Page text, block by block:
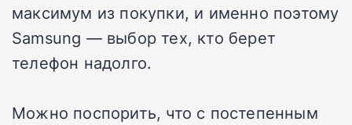
максимум из покупки, и именно поэтому
Samsung — выбор тех, кто берет
телефон надолго.
Можно поспорить, что с постепенным